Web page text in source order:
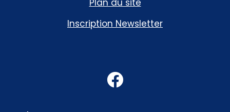
Plan du site
Inscription Newsletter